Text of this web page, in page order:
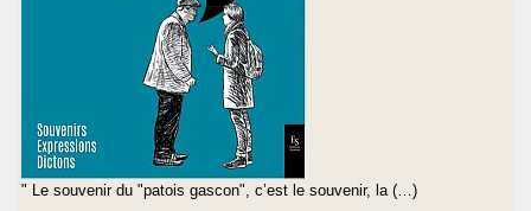
" Le souvenir du "patois gascon", c’est le souvenir, la (…)